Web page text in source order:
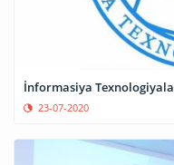
İnformasiya
23-07-2020